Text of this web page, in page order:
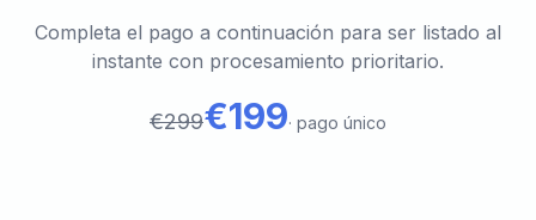
Completa el pago a continuación para ser listado al
instante con procesamiento prioritario.
€299€199· pago único